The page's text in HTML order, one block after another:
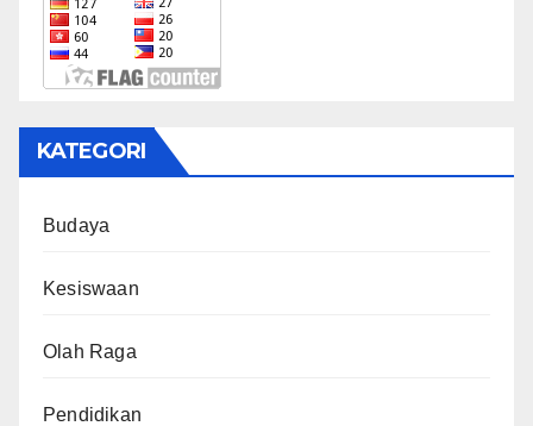
KATEGORI
Budaya
Kesiswaan
Olah Raga
Pendidikan